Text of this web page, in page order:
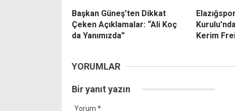
Başkan Güneş’ten Dikkat
Çeken Açıklamalar: “Ali Koç
da Yanımızda”
Kerim
YORUMLAR
Bir yanıt yazın
Yorum *